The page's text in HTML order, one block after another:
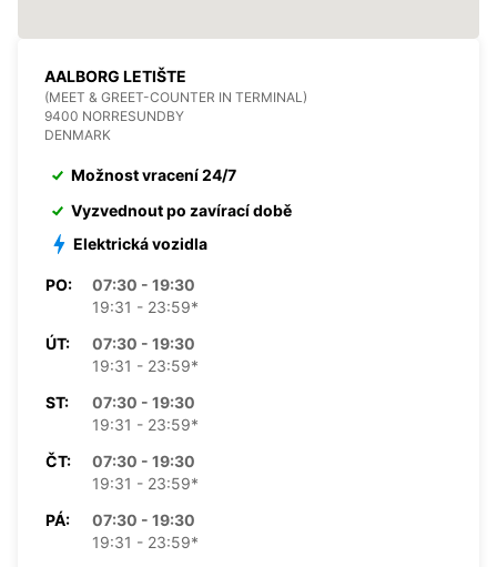
AALBORG LETIŠTE
(MEET & GREET-COUNTER IN TERMINAL)
9400 NORRESUNDBY
DENMARK
Možnost vracení 24/7
Vyzvednout po zavírací době
Elektrická vozidla
PO:
07:30 - 19:30
19:31 - 23:59*
ÚT:
07:30 - 19:30
19:31 - 23:59*
ST:
07:30 - 19:30
19:31 - 23:59*
ČT:
07:30 - 19:30
19:31 - 23:59*
PÁ:
07:30 - 19:30
19:31 - 23:59*